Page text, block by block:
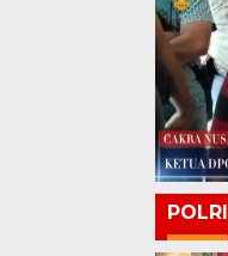
POLRI